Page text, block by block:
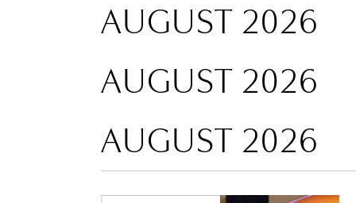
AUGUST 2026
AUGUST 2026
AUGUST 2026